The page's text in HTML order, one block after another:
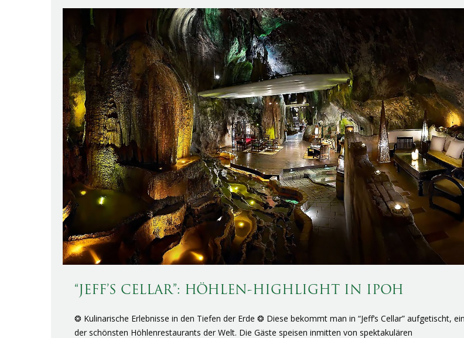
“JEFF’S CELLAR”: HÖHLEN-HIGHLIGHT IN IPOH
❂ Kulinarische Erlebnisse in den Tiefen der Erde ❂ Diese bekommt man in “Jeff’s Cellar” aufgetischt,
der schönsten Höhlenrestaurants der Welt. Die Gäste speisen inmitten von spektakulären